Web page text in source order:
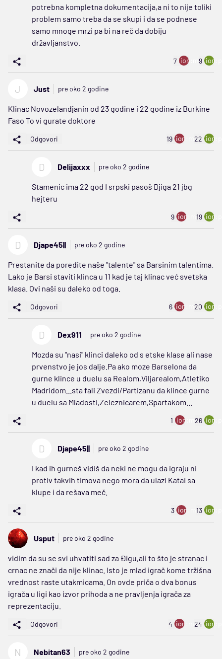
potrebna kompletna dokumentacija,a ni to nije toliki
problem samo treba da se skupi i da se podnese
samo mnoge mrzi pa bi na reč da dobiju
državljanstvo.
7 ion:minus
9
J Just pre oko 2 godine
Klinac Novozelandjanin od 23 godine i 22 godine iz Burkine
Faso To vi gurate doktore
Odgovori 19 ion:minus
22
D Delijaxxx pre oko 2 godine
Stamenic ima 22 god I srpski pasoš Djiga 21 jbg
hejteru
9 ion:minus
19
D Djape45|| pre oko 2 godine
Prestanite da poredite naše "talente" sa Barsinim talentima.
Lako je Barsi staviti klinca u 11 kad je taj klinac već svetska
klasa. Ovi naši su daleko od toga.
Odgovori 6 ion:minus
20
D Dex911 pre oko 2 godine
Mozda su "nasi" klinci daleko od s etske klase ali nase
prvenstvo je jos dalje.Pa ako moze Barselona da
gurne klince u duelu sa Realom,Viljarealom,Atletiko
Madridom...sta fali Zvezdi/Partizanu da klince gurne
u duelu sa Mladosti,Zeleznicarem,Spartakom...
1 ion:minus
26
D Djape45|| pre oko 2 godine
I kad ih gurneš vidiš da neki ne mogu da igraju ni
protiv takvih timova nego mora da ulazi Katai sa
klupe i da rešava meč.
3 ion:minus
13
Usput pre oko 2 godine
vidim da su se svi uhvatiti sad za Đigu,ali to što je stranac i
crnac ne znači da nije klinac. Isto je mlad igrač kome tržišna
vrednost raste utakmicama. On ovde priča o dva bonus
igrača u ligi kao izvor prihoda a ne pravljenja igrača za
reprezentaciju.
Odgovori 4 ion:minus
24
N Nebitan63 pre oko 2 godine